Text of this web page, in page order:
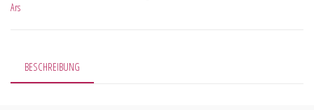
Ars
BESCHREIBUNG